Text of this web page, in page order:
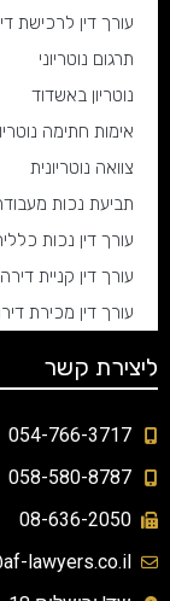
עורך דין לרכישת
תרגום נוטריוני
נוטריון באשדוד
אימות חתימה
צוואה נוטריונית
תביעת נכות
עורך דין נכות
עורך דין קניית
עורך דין מכירת
ליצירת קשר
054-766-3717
058-580-8787
08-636-2050
lawyers.co.il